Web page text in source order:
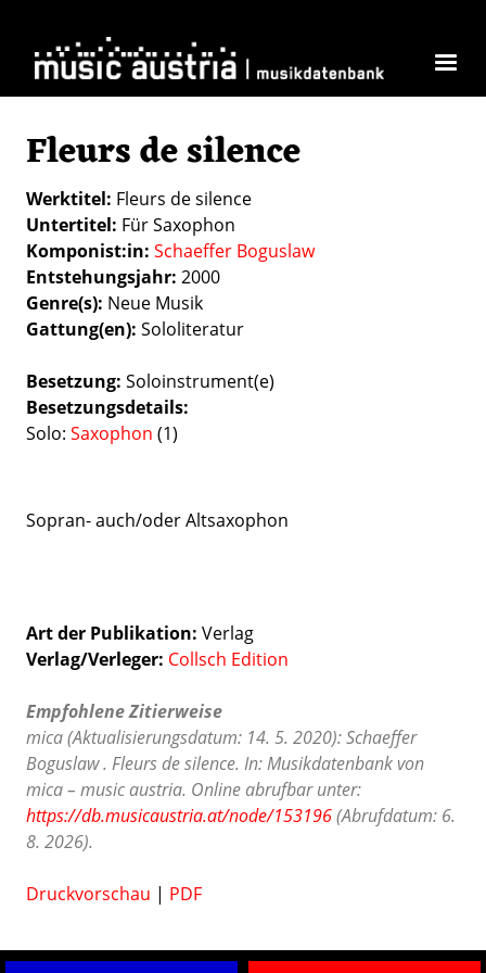
Fleurs de silence
Werktitel Fleurs de silence
Untertitel Für Saxophon
Komponist:in Schaeffer Boguslaw
Entstehungsjahr 2000
Genre(s) Neue Musik
Gattung(en) Sololiteratur
Besetzung Soloinstrument(e)
Besetzungsdetails
Solo: Saxophon (1)
Sopran- auch/oder Altsaxophon
Art der Publikation Verlag
Verlag/Verleger Collsch Edition
Empfohlene Zitierweise
mica (Aktualisierungsdatum: 14. 5. 2020): Schaeffer
Boguslaw . Fleurs de silence. In: Musikdatenbank von
mica – music austria. Online abrufbar unter:
https://db.musicaustria.at/node/153196(Abrufdatum: 6.
8. 2026).
Druckvorschau | PDF